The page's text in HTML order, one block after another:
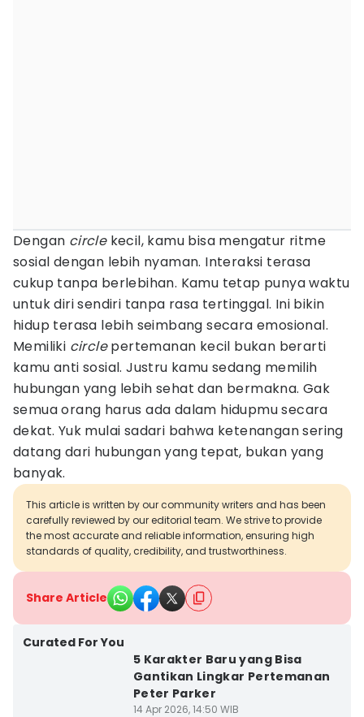
Dengan circlekecil, kamu bisa mengatur ritme
sosial dengan lebih nyaman. Interaksi terasa
cukup tanpa berlebihan. Kamu tetap punya waktu
untuk diri sendiri tanpa rasa tertinggal. Ini bikin
hidup terasa lebih seimbang secara emosional.
Memiliki circlepertemanan kecil bukan berarti
kamu anti sosial. Justru kamu sedang memilih
hubungan yang lebih sehat dan bermakna. Gak
semua orang harus ada dalam hidupmu secara
dekat. Yuk mulai sadari bahwa ketenangan sering
datang dari hubungan yang tepat, bukan yang
banyak.
This article is written by our community writers and has been
carefully reviewed by our editorial team. We strive to provide
the most accurate and reliable information, ensuring high
standards of quality, credibility, and trustworthiness.
Share Article
Curated For You
5 Karakter Baru yang Bisa
Gantikan Lingkar Pertemanan
Peter Parker
14 Apr 2026, 14:50 WIB